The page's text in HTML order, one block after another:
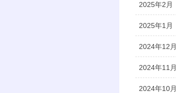
2025年2月
2025年1月
2024年12月
2024年11月
2024年10月